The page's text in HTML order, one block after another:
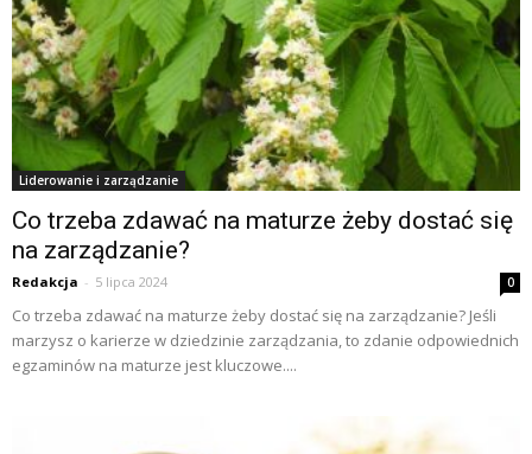
Liderowanie i zarządzanie
Co trzeba zdawać na maturze żeby dostać się
na zarządzanie?
Redakcja - 5 lipca 2024 0
Co trzeba zdawać na maturze żeby dostać się na zarządzanie? Jeśli
marzysz o karierze w dziedzinie zarządzania, to zdanie odpowiednich
egzaminów na maturze jest kluczowe....